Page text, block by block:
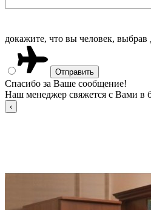
докажите, что вы человек, выбрав
Спасибо за Ваше сообщение!
Наш менеджер свяжется с Вами в